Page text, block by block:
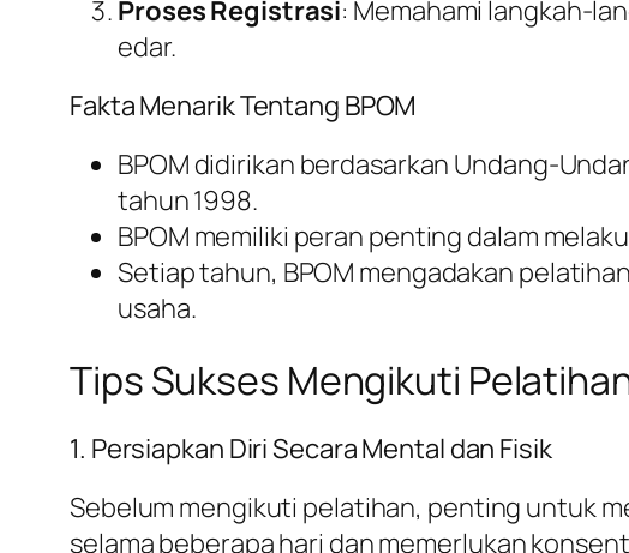
Proses Registrasi: Memahami langkah-
edar.
Fakta Menarik Tentang BPOM
BPOM didirikan berdasarkan Undang-
tahun 1998.
BPOM memiliki peran penting dalam
Setiap tahun, BPOM mengadakan
usaha.
Tips Sukses Mengikuti
1. Persiapkan Diri Secara Mental dan Fisik
Sebelum mengikuti pelatihan, penting untuk
selama beberapa hari dan memerlukan